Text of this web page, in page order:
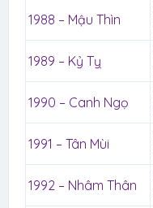
1988 – Mậu Thìn
1989 – Kỷ Tỵ
1990 – Canh Ngọ
1991 – Tân Mùi
1992 – Nhâm Thân